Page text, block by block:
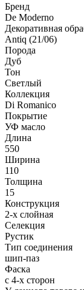
Бренд
De Moderno
Декоративная
Antiq (21/06)
Порода
Дуб
Тон
Светлый
Коллекция
Di Romanico
Покрытие
УФ масло
Длина
550
Ширина
110
Толщина
15
Конструкция
2-х слойная
Селекция
Рустик
Тип соединения
шип-паз
Фаска
с 4-х сторон